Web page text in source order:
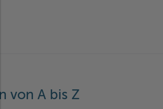
von A bis Z